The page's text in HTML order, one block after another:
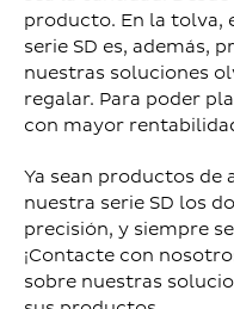
producto. En la tolva,
serie SD es, además,
nuestras soluciones
regalar. Para poder
con mayor
Ya sean productos de
nuestra serie SD los
precisión, y siempre
¡Contacte con
sobre nuestras